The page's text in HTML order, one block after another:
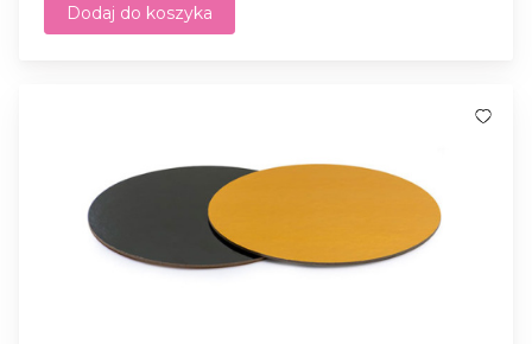
Dodaj do koszyka